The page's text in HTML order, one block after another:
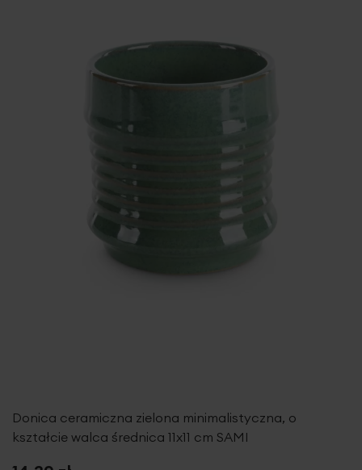
Donica ceramiczna zielona minimalistyczna, o
kształcie walca średnica 11x11 cm SAMI